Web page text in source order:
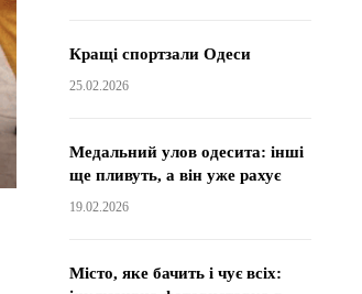
Кращі спортзали Одеси
25.02.2026
Медальний улов одесита: інші
ще пливуть, а він уже рахує
19.02.2026
Місто, яке бачить і чує всіх: